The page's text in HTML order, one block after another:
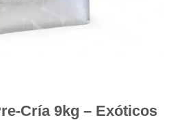
Cría 9kg – Exóticos